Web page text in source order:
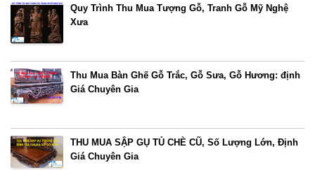
Quy Trình Thu Mua Tượng Gỗ, Tranh Gỗ Mỹ Nghệ
Xưa
Thu Mua Bàn Ghế Gỗ Trắc, Gỗ Sưa, Gỗ Hương: định
Giá Chuyên Gia
THU MUA SẬP GỤ TỦ CHÈ CŨ, Số Lượng Lớn, Định
Giá Chuyên Gia